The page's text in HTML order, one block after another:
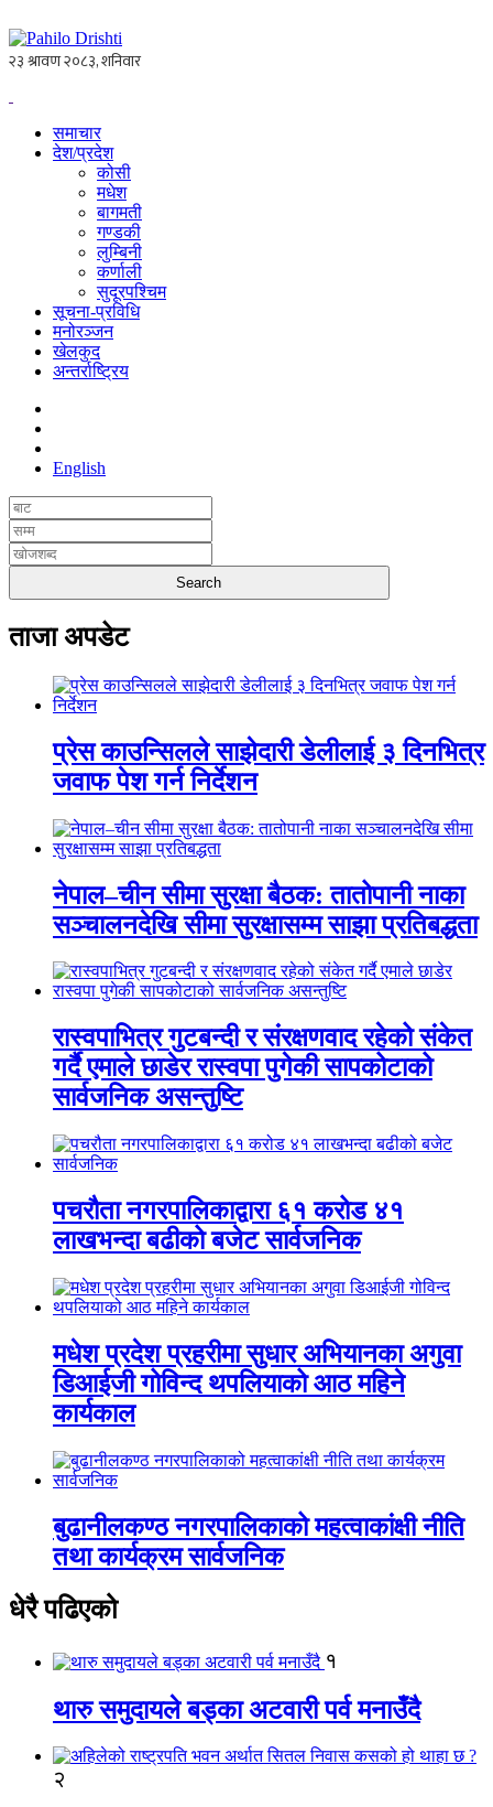
समाचार
देश/प्रदेश
कोसी
मधेश
बागमती
गण्डकी
लुम्बिनी
कर्णाली
सुदूरपश्चिम
सूचना-प्रविधि
मनोरञ्जन
खेलकुद
अन्तर्राष्ट्रिय
English
ताजा अपडेट
प्रेस काउन्सिलले साझेदारी डेलीलाई ३ दिनभित्र
जवाफ पेश गर्न निर्देशन
नेपाल–चीन सीमा सुरक्षा बैठक: तातोपानी नाका
सञ्चालनदेखि सीमा सुरक्षासम्म साझा प्रतिबद्धता
रास्वपाभित्र गुटबन्दी र संरक्षणवाद रहेको संकेत
गर्दै एमाले छाडेर रास्वपा पुगेकी सापकोटाको
सार्वजनिक असन्तुष्टि
पचरौता नगरपालिकाद्वारा ६१ करोड ४१
लाखभन्दा बढीको बजेट सार्वजनिक
मधेश प्रदेश प्रहरीमा सुधार अभियानका अगुवा
डिआईजी गोविन्द थपलियाको आठ महिने
कार्यकाल
बुढानीलकण्ठ नगरपालिकाको महत्वाकांक्षी नीति
तथा कार्यक्रम सार्वजनिक
धेरै पढिएको
१
थारु समुदायले बड्का अटवारी पर्व मनाउँदै
२